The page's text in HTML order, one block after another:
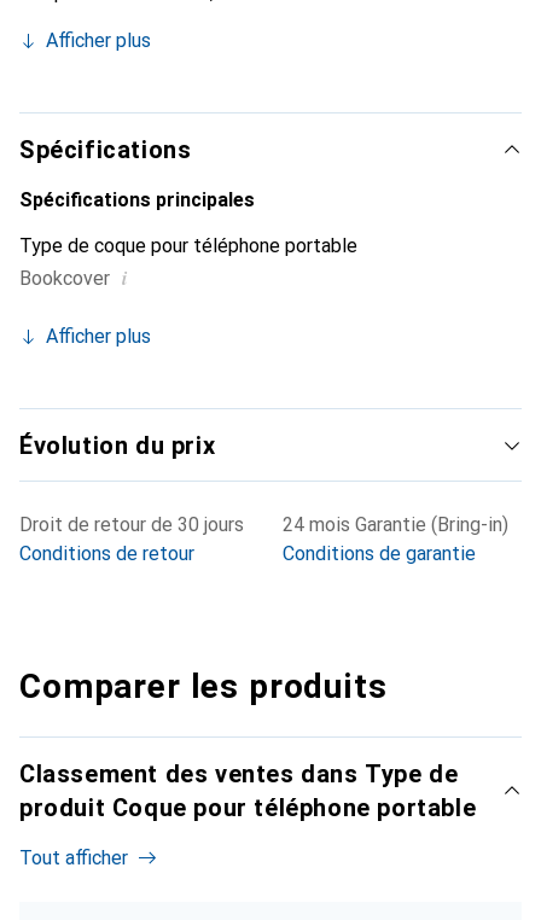
et indispensable de votre smartphone. Reconnaître
marque Noreve est un choix sûr pour une clientèle
exigeante.
Afficher plus
Spécifications
Spécifications principales
Type de coque pour téléphone portable
Bookcover i
Afficher plus
Évolution du prix
Droit de retour de 30 jours
Conditions de retour
24 mois Garantie (Bring-in)
Conditions de garantie
Comparer les produits
Classement des ventes dans Type de
produit Coque pour téléphone portable
Tout afficher